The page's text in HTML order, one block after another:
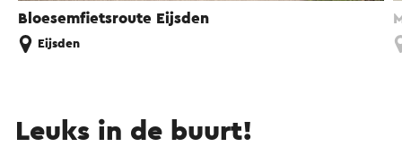
Bloesemfietsroute Eijsden
Eijsden
Leuks in de buurt!